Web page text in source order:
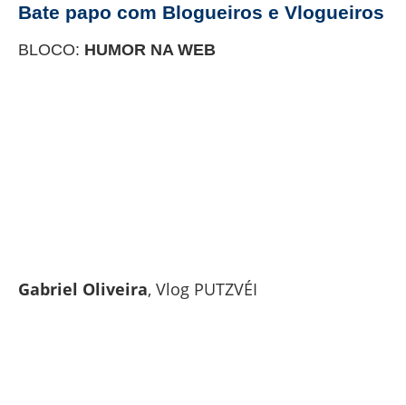
Bate papo com Blogueiros e Vlogueiros
BLOCO: HUMOR NA WEB
Gabriel Oliveira, Vlog PUTZVÉI